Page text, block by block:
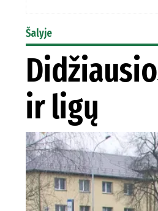
Šalyje
ir ligų